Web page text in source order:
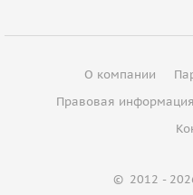
О компании
Правовая информация
© 2012 -